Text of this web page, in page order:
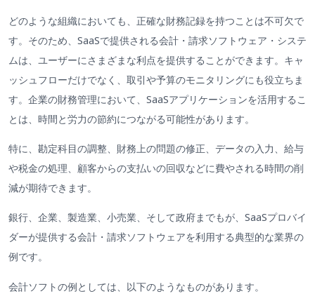
どのような組織においても、正確な財務記録を持つことは不可欠で
す。そのため、SaaSで提供される会計・請求ソフトウェア・システ
ムは、ユーザーにさまざまな利点を提供することができます。キャ
ッシュフローだけでなく、取引や予算のモニタリングにも役立ちま
す。企業の財務管理において、SaaSアプリケーションを活用するこ
とは、時間と労力の節約につながる可能性があります。
特に、勘定科目の調整、財務上の問題の修正、データの入力、給与
や税金の処理、顧客からの支払いの回収などに費やされる時間の削
減が期待できます。
銀行、企業、製造業、小売業、そして政府までもが、SaaSプロバイ
ダーが提供する会計・請求ソフトウェアを利用する典型的な業界の
例です。
会計ソフトの例としては、以下のようなものがあります。